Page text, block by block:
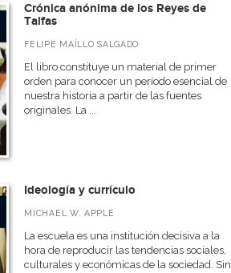
Crónica anónima de los Reyes de
Taifas
FELIPE MAÍLLO SALGADO
El libro constituye un material de primer
orden para conocer un período esencial de
nuestra historia a partir de las fuentes
originales. La ...
Ideología y currículo
MICHAEL W. APPLE
La escuela es una institución decisiva a la
hora de reproducir las tendencias sociales,
culturales y económicas de la sociedad. Sin